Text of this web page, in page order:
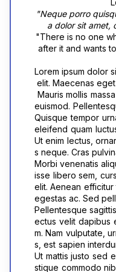
"Neque porro
a dolor sit
"There is no one
after it and wants
Lorem ipsum dolor
elit. Maecenas eget
Mauris mollis
euismod.
agna vitae viverra.
end. Nulla
que urna aliquet
um tempus
natis in.
at. Donec pharetra
imus tortor volutpat.
st. Quisque
t. Cras augue
convallis finibus
m aliquam. Morbi
culis eget et felis.
risus pellentesque
neque aliquet, id
Quisque tempor
eleifend quam
Ut enim lectus,
s neque. Cras
neque lacus luctus
nisl. Etiam fringilla
nare quis. Etiam
, facilisis eget
t sodales. Nam
mauris ornare diam,
ed tellus arcu,
pellentesque ipsum.
m laoreet, leo est
elis a felis. In
Morbi venenatis
isse libero sem,
elit. Aenean efficitur
egestas ac. Sed
aximus. Aenean
n feugiat. Duis
sque. Mauris
Pellentesque
ectus velit dapibus
m. Nam vulputate,
s, est sapien
gna sit amet dui.
ante ipsum primis
Ut mattis justo sed
stique commodo